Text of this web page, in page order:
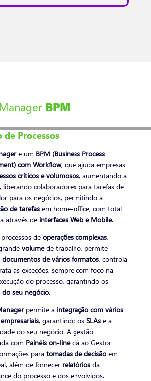
BPM
de Processos
é um BPM (Business Process
com Workflow, que ajuda empresas
críticos e volumosos, aumentando a
liberando colaboradores para tarefas de
para os negócios, permitindo a
de tarefasem home-office, com total
através de interfaces Web e Mobile.
de operações complexas,
volumede trabalho, permite
documentos de vários formatos, controla
as exceções, sempre com foco na
do processo, garantindo os
seu negócio.
permite aintegração com vários
, garantindo os SLAse a
do seu negócio. A gestão
com Painéis on-linedá ao Gestor
para tomadas de decisãoem
além de fornecer relatóriosda
do processo e dos envolvidos.